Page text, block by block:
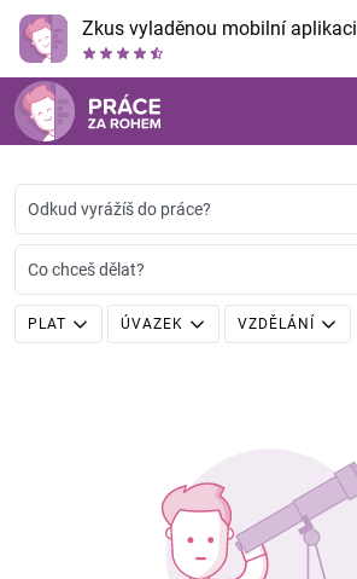
Zkus vyladěnou mobilní aplikaci
Odkud vyrážíš do práce?
Co chceš dělat?
PLAT ÚVAZEK VZDĚLÁNÍ